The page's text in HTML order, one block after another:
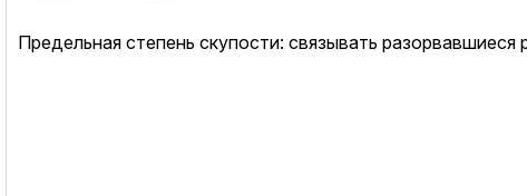
Предельная степень скупости: связывать разорвавшиеся